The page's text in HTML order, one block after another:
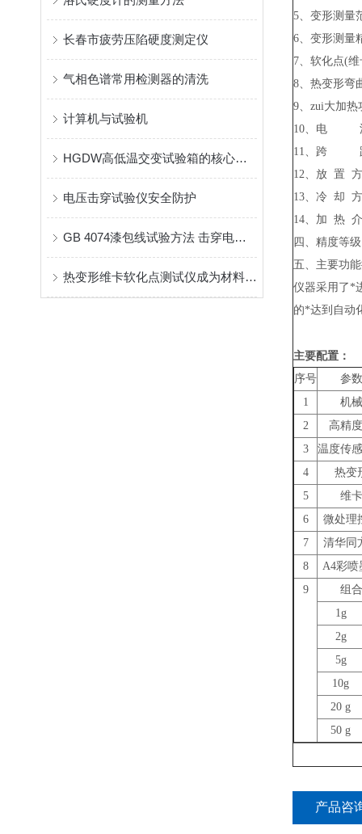
长春市疲劳压陷硬度测定仪
气相色谱常用检测器的清洗
计算机与试验机
HGDW高低温交变试验箱的核心参数解析
电压击穿试验仪安全防护
GB 4074漆包线试验方法 击穿电压试验－圆线
热变形维卡软化点测试仪成为材料热性能评估的优选设备
5、变形测
6、变形测
7、软化点(
8、热变形弯
9、zui大加
10、电
11、跨 距
12、放 置
13、冷 却
14、加 热
四、精度等
五、主要功
仪器采用了*
的*达到自动
主要配置：
序号
参
1
机
2
高精
3
温度传
4
热变
5
维
6
微处理
7
清华同
8
A4彩喷
9
组
1g
2g
5g
10g
20 g
50 g
产品咨